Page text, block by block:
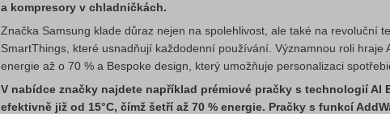
a kompresory v chladničkách.
Značka Samsung klade důraz nejen na spolehlivost, ale také na revoluční
SmartThings, které usnadňují každodenní používání. Významnou roli
energie až o 70 % a Bespoke design, který umožňuje personalizaci
V nabídce značky najdete například prémiové pračky s technologií
efektivně již od 15°C, čímž šetří až 70 % energie. Pračky s funkcí